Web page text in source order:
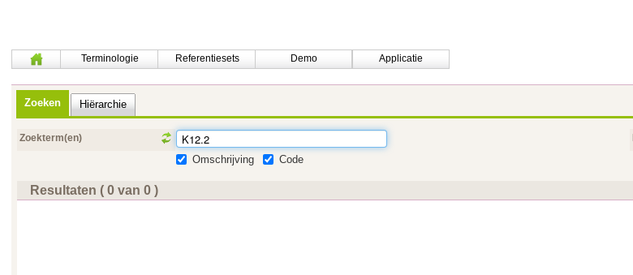
Terminologie Referentiesets Demo Applicatie
Zoeken Hiërarchie
Zoekterm(en)
Omschrijving
Code
Resultaten ( 0 van 0 )